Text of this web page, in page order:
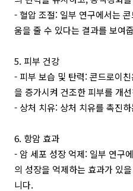
- 혈압 조절: 일부 연구에서는
움을 줄 수 있다는 결과를 보여
5. 피부 건강
- 피부 보습 및 탄력: 콘드로이
을 증가시켜 건조한 피부를 개
- 상처 치유: 상처 치유를 촉진
6. 항암 효과
- 암 세포 성장 억제: 일부 연구
의 성장을 억제하는 효과가 있
니다.